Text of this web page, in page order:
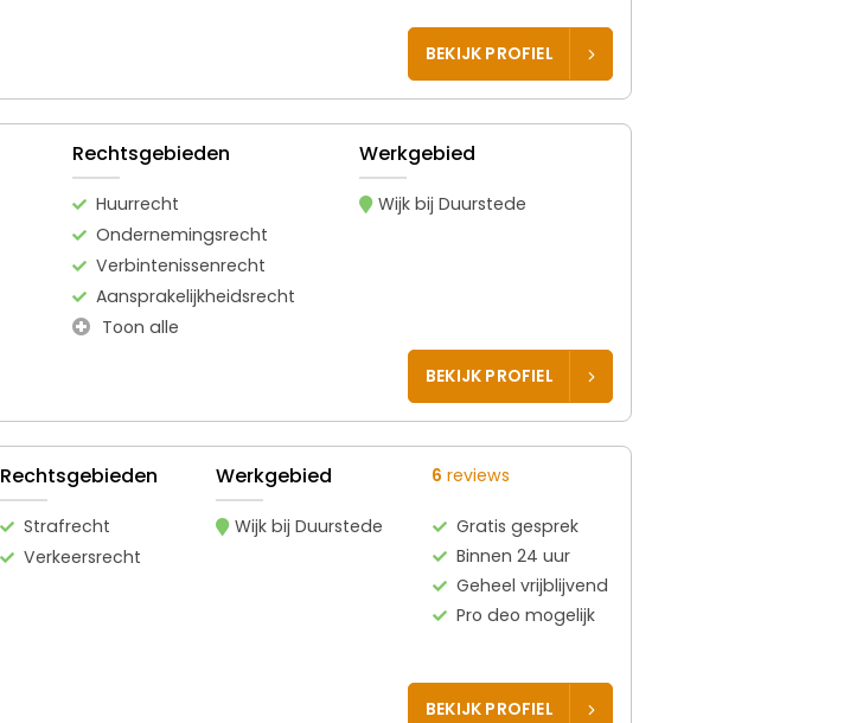
BEKIJK PROFIEL
Rechtsgebieden
Huurrecht
Ondernemingsrecht
Verbintenissenrecht
Aansprakelijkheidsrecht
Toon alle
Werkgebied
Wijk bij Duurstede
BEKIJK PROFIEL
Rechtsgebieden
Strafrecht
Verkeersrecht
Werkgebied
Wijk bij Duurstede
6 reviews
Gratis gesprek
Binnen 24 uur
Geheel vrijblijvend
Pro deo mogelijk
BEKIJK PROFIEL